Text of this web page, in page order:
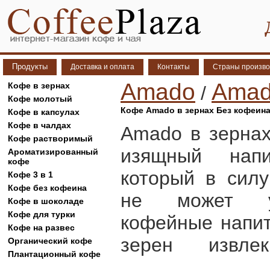
Продукты Доставка и оплата Контакты Страны
Кофе в зернах
Кофе молотый
Кофе в капсулах
Кофе в чалдах
Кофе растворимый
Ароматизированный
кофе
Кофе 3 в 1
Кофе без кофеина
Кофе в шоколаде
Кофе для турки
Кофе на развес
Органический кофе
Плантационный кофе
Amado /
Кофе Amado в зернах Без
Amado в
изящный
который в
не может
кофейные
зерен